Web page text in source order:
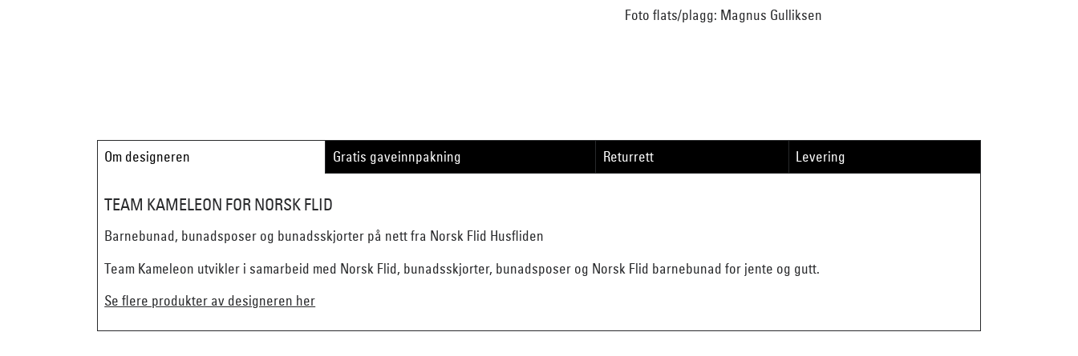
Foto flats/plagg: Magnus Gulliksen
Om designeren Gratis gaveinnpakning Returrett Levering
TEAM KAMELEON FOR NORSK FLID
Barnebunad, bunadsposer og bunadsskjorter på nett fra Norsk Flid Husfliden
Team Kameleon utvikler i samarbeid med Norsk Flid, bunadsskjorter, bunadsposer og Norsk Flid barnebunad for jente og gutt.
Se flere produkter av designeren her